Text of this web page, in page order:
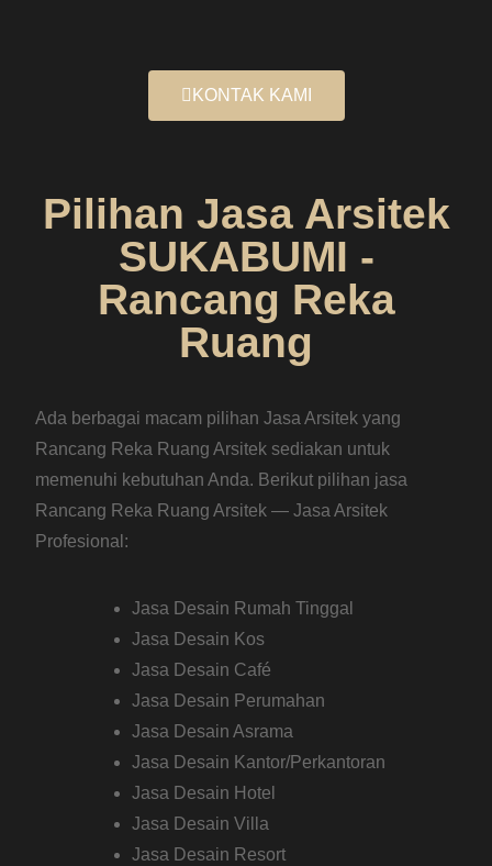
KONTAK KAMI
Pilihan Jasa Arsitek
SUKABUMI -
Rancang Reka
Ruang
Ada berbagai macam pilihan Jasa Arsitek yang
Rancang Reka Ruang Arsitek sediakan untuk
memenuhi kebutuhan Anda. Berikut pilihan jasa
Rancang Reka Ruang Arsitek — Jasa Arsitek
Profesional:
Jasa Desain Rumah Tinggal
Jasa Desain Kos
Jasa Desain Café
Jasa Desain Perumahan
Jasa Desain Asrama
Jasa Desain Kantor/Perkantoran
Jasa Desain Hotel
Jasa Desain Villa
Jasa Desain Resort